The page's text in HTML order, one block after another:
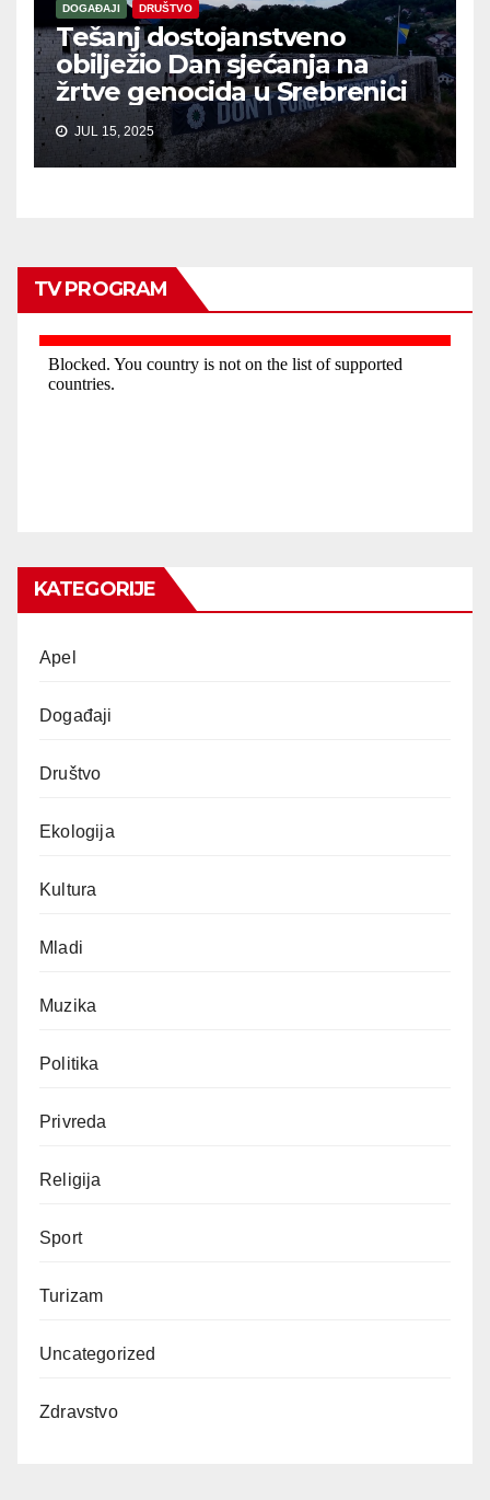
DOGAĐAJI DRUŠTVO
Tešanj dostojanstveno
obilježio Dan sjećanja na
žrtve genocida u Srebrenici
JUL 15, 2025
TV PROGRAM
KATEGORIJE
Apel
Događaji
Društvo
Ekologija
Kultura
Mladi
Muzika
Politika
Privreda
Religija
Sport
Turizam
Uncategorized
Zdravstvo